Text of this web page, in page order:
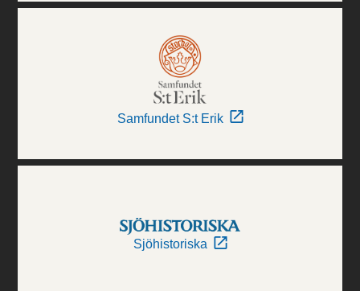
Samfundet S:t Erik
Sjöhistoriska